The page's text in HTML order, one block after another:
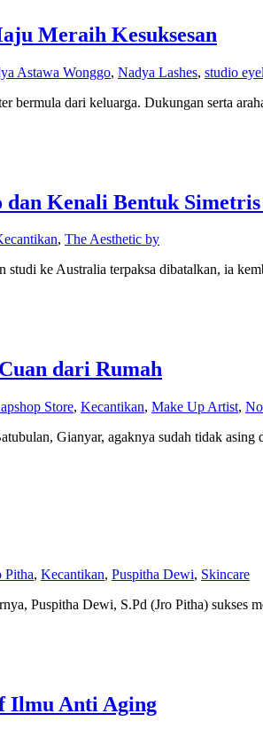
Meraih Kesuksesan
Astawa Wonggo, Nadya Lashes, studio
bermula dari keluarga. Dukungan serta
dan Kenali Bentuk
, The Aesthetic by
ke Australia terpaksa dibatalkan, ia
dari Rumah
Store, Kecantikan, Make Up Artist,
Gianyar, agaknya sudah tidak asing
Pitha, Kecantikan, Puspitha Dewi, Skincare
Puspitha Dewi, S.Pd (Jro Pitha) sukses
Ilmu Anti Aging